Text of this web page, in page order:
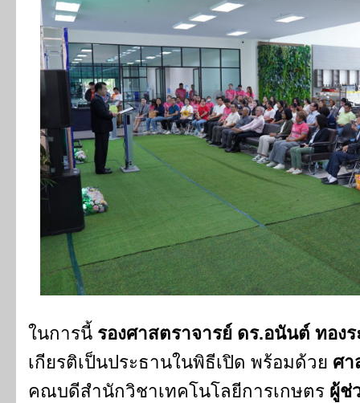
ในการนี้ รองศาสตราจารย์ ดร.อนันต์ ทอง
เกียรติเป็นประธานในพิธีเปิด พร้อมด้วย ศา
คณบดีสำนักวิชาเทคโนโลยีการเกษตร ผู้ช่